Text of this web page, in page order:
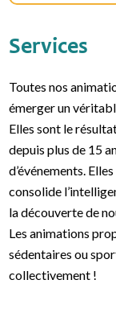
Services
Toutes nos
émerger un
Elles sont le
depuis plus de 15
d’événements.
consolide
la découverte de
Les animations
sédentaires ou
collectivement !